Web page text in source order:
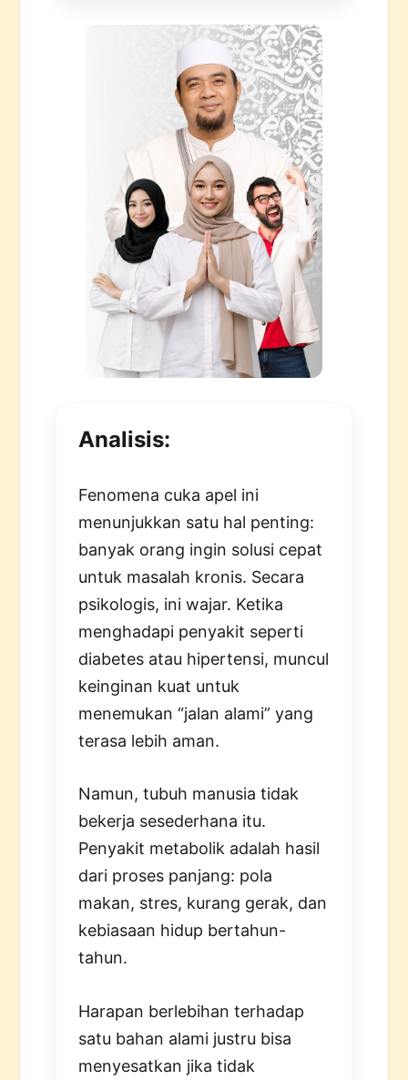
Analisis:
Fenomena cuka apel ini
menunjukkan satu hal penting:
banyak orang ingin solusi cepat
untuk masalah kronis. Secara
psikologis, ini wajar. Ketika
menghadapi penyakit seperti
diabetes atau hipertensi, muncul
keinginan kuat untuk
menemukan “jalan alami” yang
terasa lebih aman.
Namun, tubuh manusia tidak
bekerja sesederhana itu.
Penyakit metabolik adalah hasil
dari proses panjang: pola
makan, stres, kurang gerak, dan
kebiasaan hidup bertahun-
tahun.
Harapan berlebihan terhadap
satu bahan alami justru bisa
menyesatkan jika tidak